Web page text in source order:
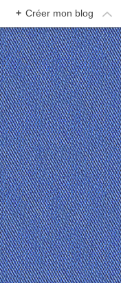
+ Créer mon blog